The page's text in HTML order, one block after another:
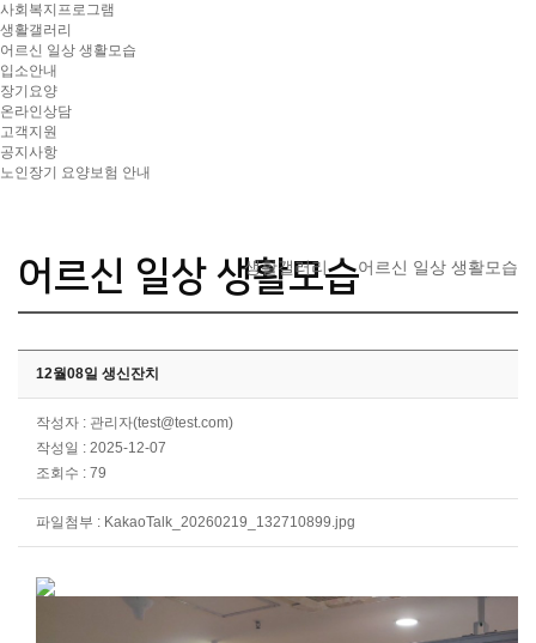
사회복지프로그램
생활갤러리
어르신 일상 생활모습
입소안내
장기요양
온라인상담
고객지원
공지사항
노인장기 요양보험 안내
어르신 일상 생활모습
생활갤러리 어르신 일상 생활모습
12월08일 생신잔치
작성자 : 관리자(test@test.com)
작성일 : 2025-12-07
조회수 : 79
파일첨부 : KakaoTalk_20260219_132710899.jpg